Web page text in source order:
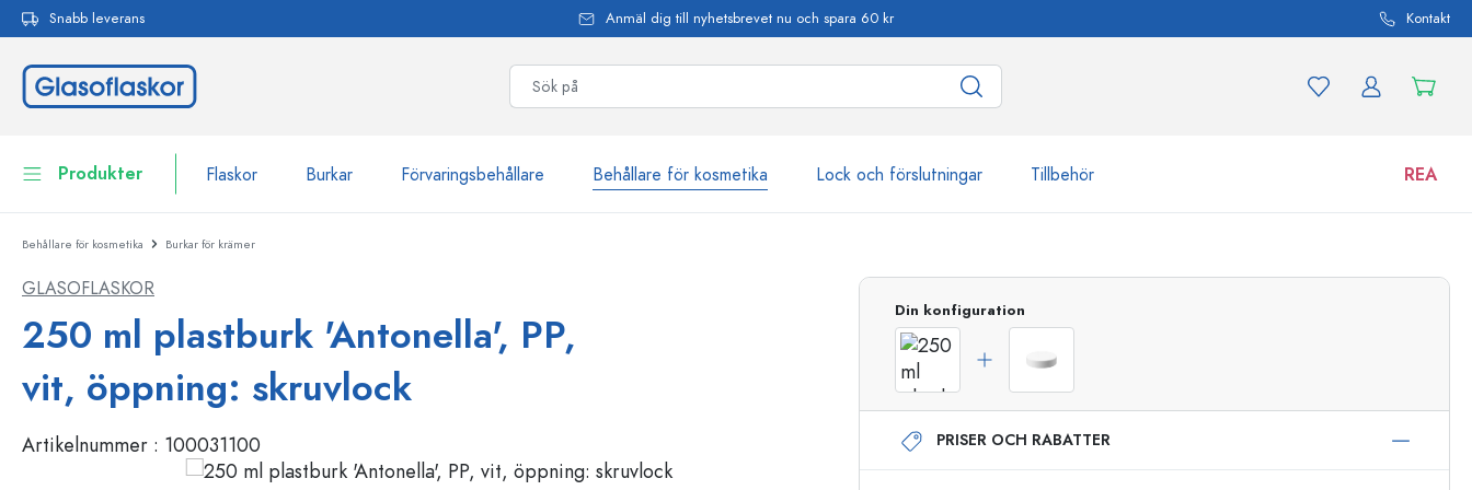
Hoppa till huvudnavigering
Snabb leverans Anmäl dig till nyhetsbrevet nu och spara 60 kr Kontakt
Produkter Flaskor Burkar Förvaringsbehållare Behållare för kosmetika Lock och förslutningar Tillbehör REA
Flaskor
Förvaringsbehållare
Porslin
Behållare för kosmetika
WECK-flaskor
Flaskor med patentkork
Sprayflaskor
Airless dispenser
Roll on-flaskor
Burkar
Behållare för kosmetika Burkar för krämer
GLASOFLASKOR
250 ml plastburk 'Antonella', PP,
vit, öppning: skruvlock
Artikelnummer : 100031100
Din konfiguration
PRISER OCH RABATTER